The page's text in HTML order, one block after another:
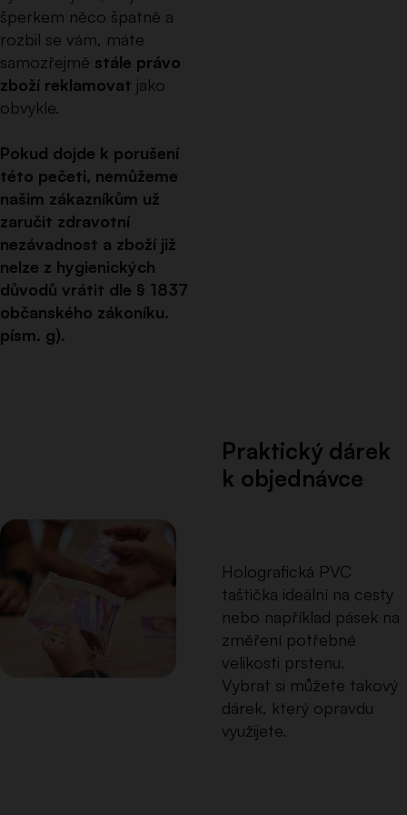
šperkem něco špatně a
rozbil se vám, máte
samozřejmě stále právo
zboží reklamovat jako
obvykle.
Pokud dojde k porušení
této pečeti, nemůžeme
našim zákazníkům už
zaručit zdravotní
nezávadnost a zboží již
nelze z hygienických
důvodů vrátit dle § 1837
občanského zákoníku.
písm. g).
Praktický dárek
k objednávce
Holografická PVC
taštička ideální na cesty
nebo například pásek na
změření potřebné
velikosti prstenu.
Vybrat si můžete takový
dárek, který opravdu
využijete.